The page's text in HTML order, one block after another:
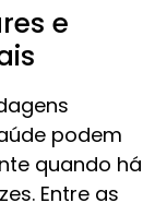
e
podem
quando há
Entre as